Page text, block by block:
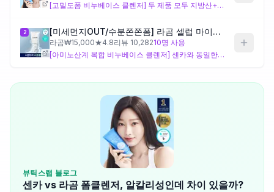
제품비교
Login
[고밀도폼 비누베이스 클렌저] 두 제품 모두 지방산+수산화칼륨 비누베이스로 알칼리성이라는 공통점이 있지만, 이 제품은 라우릴베타인·미리스틸베타인 두 종의 베타인 계면활성제와 폴리쿼터늄-7(피막형성제)을 추가해 세정 후 피부에 부드럽고 매끈한 피막감을 주는 방향으로 설계되어 있어요. 라곰에 없는 폴리쿼터늄-7이 핵심 차별 성분으로, 세정 후 당김은 있을 수 있으나 실키한 마무리감을 원하는 분께 맞는 구성이에요.
2 [미세먼지OUT/수분쫀쫀폼] 라곰 셀럽 마이크로 폼 클렌저 120ml
라곰₩15,000★4.8리뷰 10,28210명 사용
[아미노산계 복합 비누베이스 클렌저] 센카와 동일한 알칼리 비누베이스이지만, 이 제품은 포타슘코코일글리시네이트(아미노산계 계면활성제)와 비누풀잎·무환자나무열매 추출물(천연 사포닌 유래 세정 성분)이 추가되어 있어 보조 계면활성제의 설계 방향이 달라요. 여전히 알칼리 기반이라 민감성·장벽 손상 피부에는 주의가 필요하지만, 센카 대비 세정 자극을 완화하려는 설계 의도가 성분 구성에서 읽혀요.
뷰틱스랩 블로그
센카 vs 라곰 폼클렌저, 알칼리성인데 차이 있을까?